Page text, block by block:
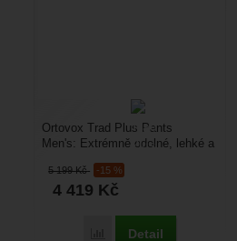
Light Pants Men's' k porovnání
5 199Kč -15 %
4 419 Kč
Přidat 'Ortovox Trad
Detail
Ortovox Trad Plus Pants
Men's: Extrémně odolné, lehké a
pro náročné alpinisty,...